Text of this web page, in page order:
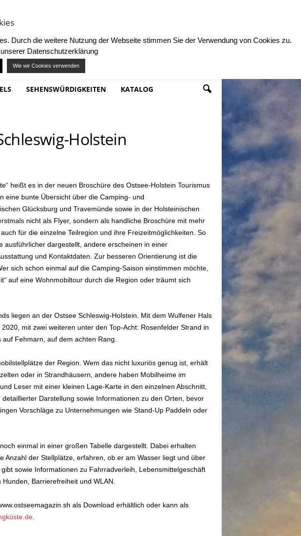
SEHENSWÜRDIGKEITEN KATALOG
Holstein
heißt es in der neuen Broschüre des Ostsee-Holstein Tourismus
eine bunte Übersicht über die Camping- und
Glücksburg und Travemünde sowie in der Holsteinischen
nicht als Flyer, sondern als handliche Broschüre mit mehr
für die einzelne Teilregion und ihre Freizeitmöglichkeiten. So
ausführlicher dargestellt, andere erscheinen in einer
und Kontaktdaten. Zur besseren Orientierung ist die
sich schon einmal auf die Camping-Saison einstimmen möchte,
auf eine Wohnmobiltour durch die Region oder träumt sich
liegen an der Ostsee Schleswig-Holstein. Mit dem Wulfener Hals
mit zwei weiteren unter den Top-Acht: Rosenfelder Strand in
Fehmarn, auf dem achten Rang.
der Region. Wem das nicht luxuriös genug ist, erhält
oder in Strandhäusern, andere haben Mobilheime im
Leser mit einer kleinen Lage-Karte in den einzelnen Abschnitt,
Darstellung sowie Informationen zu den Orten, bevor
Vorschläge zu Unternehmungen wie Stand-Up Paddeln oder
einmal in einer großen Tabelle dargestellt. Dabei erhalten
der Stellplätze, erfahren, ob er am Wasser liegt und über
sowie Informationen zu Fahrradverleih, Lebensmittelgeschäft
Barrierefreiheit und WLAN.
als Download erhältlich oder kann als
.
Durch die weitere Nutzung der Webseite stimmen Sie der Verwendung von Cookies zu.
Datenschutzerklärung
Wie wir Cookies verwenden